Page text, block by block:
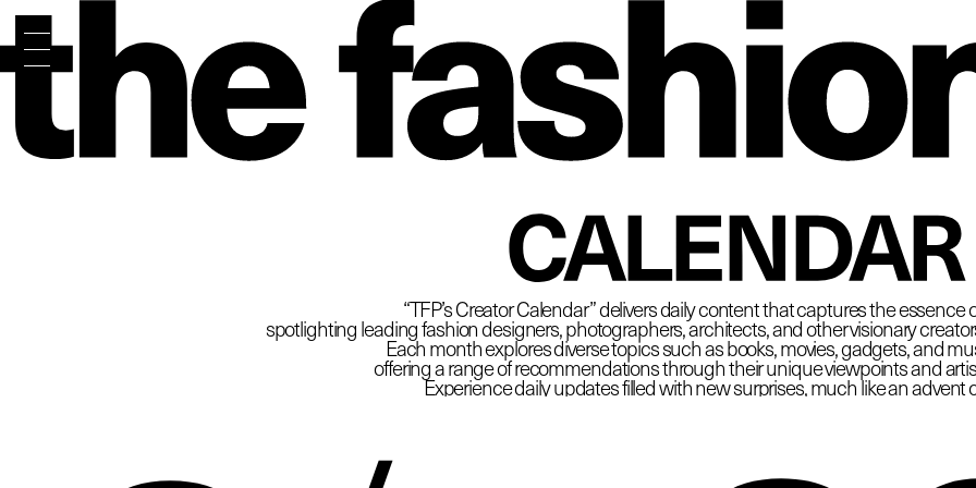
CALENDAR
“TFP’s Creator Calendar” delivers daily content that captures the essence
spotlighting leading fashion designers, photographers, architects, and other visionary
Each month explores diverse topics such as books, movies, gadgets, and
offering a range of recommendations through their unique viewpoints and
Experience daily updates filled with new surprises, much like an advent